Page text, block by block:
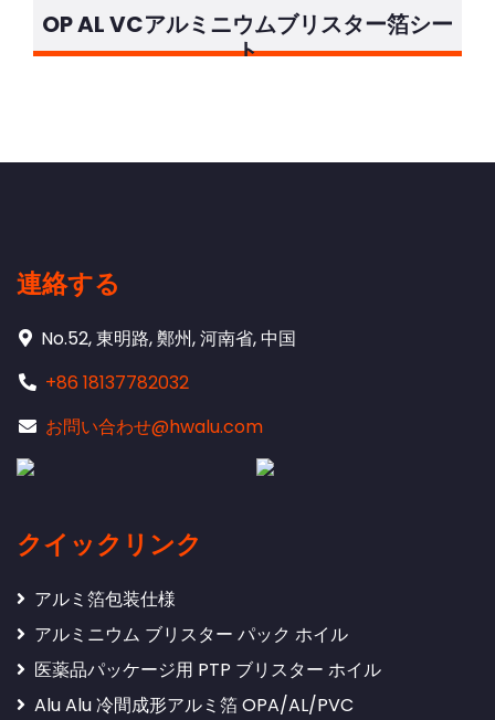
OP AL VCアルミニウムブリスター箔シー
ト
連絡する
No.52, 東明路, 鄭州, 河南省, 中国
+86 18137782032
お問い合わせ@hwalu.com
クイックリンク
アルミ箔包装仕様
アルミニウム ブリスター パック ホイル
医薬品パッケージ用 PTP ブリスター ホイル
Alu Alu 冷間成形アルミ箔 OPA/AL/PVC